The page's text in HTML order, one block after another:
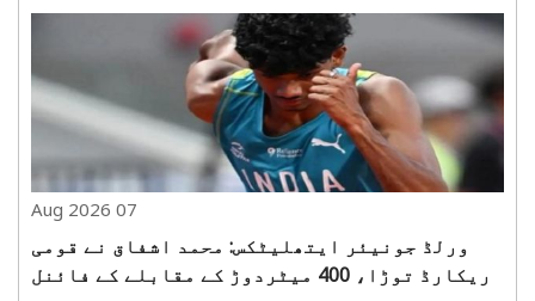
ٹائیگرز کو 27 رنز سے شکست دے کر شاندار کامیابی
حاصل کی۔ ٹیم کی جیت میں اوپنر آرین گور کی دھواں
07 Aug 2026
ورلڈ جونیئر ایتھلیٹکس: محمد اشفاق نے قومی
ریکارڈ توڑا، 400 میٹردوڑ کے مقابلے کے فائنل